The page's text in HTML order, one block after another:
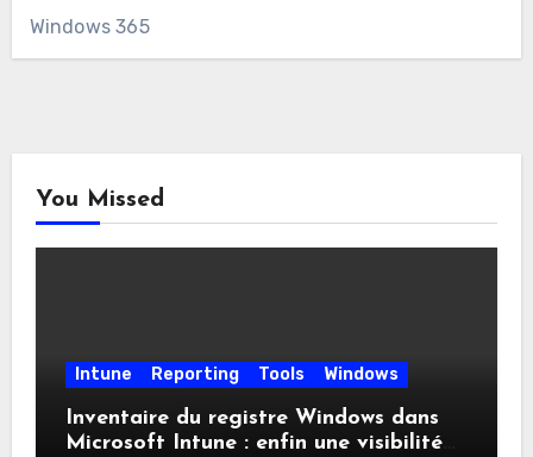
Windows 365
You Missed
Intune Reporting Tools Windows
Inventaire du registre Windows dans
Microsoft Intune : enfin une visibilité